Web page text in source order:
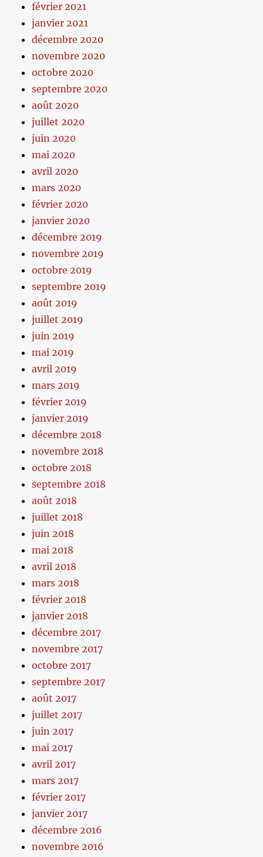
février 2021
janvier 2021
décembre 2020
novembre 2020
octobre 2020
septembre 2020
août 2020
juillet 2020
juin 2020
mai 2020
avril 2020
mars 2020
février 2020
janvier 2020
décembre 2019
novembre 2019
octobre 2019
septembre 2019
août 2019
juillet 2019
juin 2019
mai 2019
avril 2019
mars 2019
février 2019
janvier 2019
décembre 2018
novembre 2018
octobre 2018
septembre 2018
août 2018
juillet 2018
juin 2018
mai 2018
avril 2018
mars 2018
février 2018
janvier 2018
décembre 2017
novembre 2017
octobre 2017
septembre 2017
août 2017
juillet 2017
juin 2017
mai 2017
avril 2017
mars 2017
février 2017
janvier 2017
décembre 2016
novembre 2016